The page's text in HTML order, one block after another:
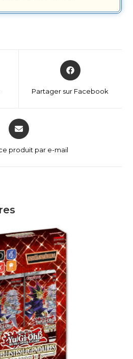
Partager sur Facebook
produit par e-mail